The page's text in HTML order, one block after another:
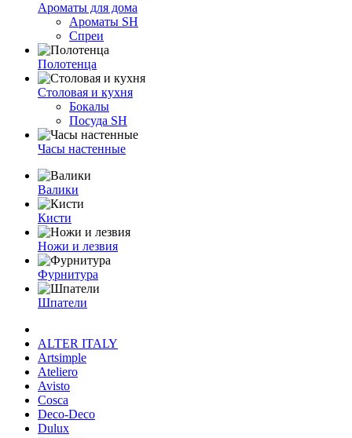
Ароматы для дома
Ароматы SH
Спреи
Полотенца
Столовая и кухня
Бокалы
Посуда SH
Часы настенные
Валики
Кисти
Ножи и лезвия
Фурнитура
Шпатели
ALTER ITALY
Artsimple
Ateliero
Avisto
Cosca
Deco-Deco
Dulux